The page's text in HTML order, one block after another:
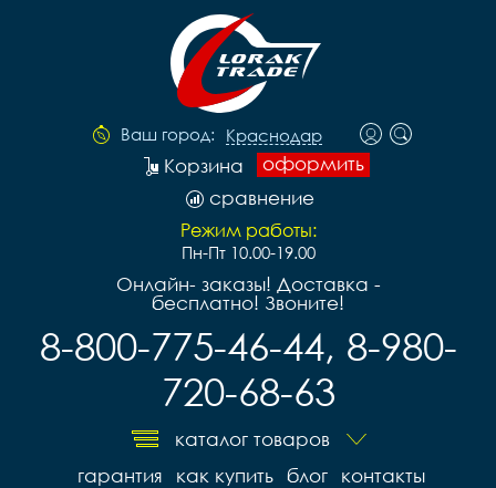
Ваш город: Краснодар
оформить
Корзина
сравнение
Режим работы:
Пн-Пт 10.00-19.00
Онлайн- заказы! Доставка -
бесплатно! Звоните!
8-800-775-46-44, 8-980-
720-68-63
каталог товаров
контакты
блог
как купить
гарантия